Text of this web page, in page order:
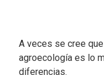
A veces se cree
agroecología es lo
diferencias.